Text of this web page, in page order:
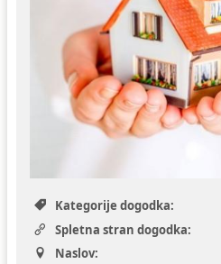
Kategorije dogodka:
Spletna stran dogodka:
Naslov:
Fotogalerija
Varstvo osebnih podatkov
Proračun občine
Koledar odvoza odpadkov
Varuhov kotiček
Uradni dokumenti in povezave